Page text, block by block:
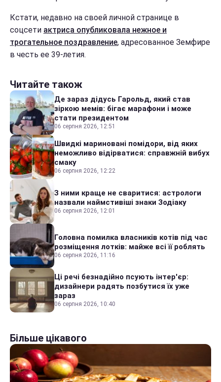
Кстати, недавно на своей личной странице в
соцсети актриса опубликовала нежное и
трогательное поздравление, адресованное Земфире
в честь ее 39-летия.
Читайте також
Де зараз дідусь Гарольд, який став
зіркою мемів: бігає марафони і може
стати президентом
06 серпня 2026, 12:51
Швидкі мариновані помідори, від яких
неможливо відірватися: справжній вибух
смаку
06 серпня 2026, 12:22
З ними краще не сваритися: астрологи
назвали наймстивіші знаки Зодіаку
06 серпня 2026, 12:01
Головна помилка власників котів під час
розміщення лотків: майже всі її роблять
06 серпня 2026, 11:16
Ці речі безнадійно псують інтер'єр:
дизайнери радять позбутися їх уже
зараз
06 серпня 2026, 10:40
Більше цікавого